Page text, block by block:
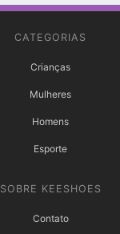
CATEGORIAS
Crianças
Mulheres
Homens
Esporte
SOBRE KEESHOES
Contato